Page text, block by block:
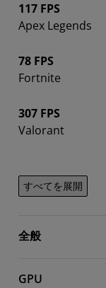
117 FPS
Apex Legends
78 FPS
Fortnite
307 FPS
Valorant
すべてを展開
全般
GPU